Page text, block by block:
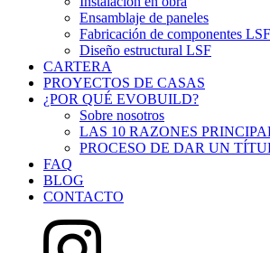
Ensamblaje de paneles
Fabricación de componentes LSF
Diseño estructural LSF
CARTERA
PROYECTOS DE CASAS
¿POR QUÉ EVOBUILD?
Sobre nosotros
LAS 10 RAZONES
PROCESO DE DAR UN
FAQ
BLOG
CONTACTO